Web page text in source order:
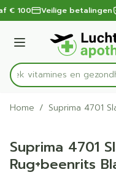
Ga naar de inhoud
1 van 1
€ 100 Veilige betalingen
Menu
Product, merk,
vitamines en
Home / Suprima 4701
Suprima 4701
Rug+beenrits